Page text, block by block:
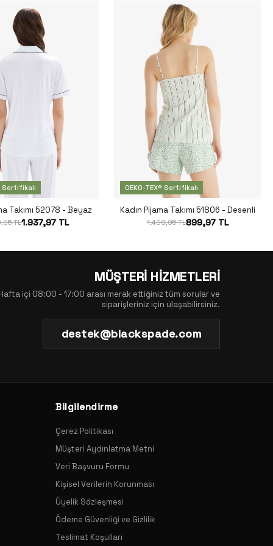
Sertifikalı
Takımı 52078 - Beyaz
TL1.937,97 TL
OEKO-TEX® Sertifikalı
Kadın Pijama Takımı 51806 - Desenli
1.499,95 TL899,97 TL
MÜŞTERİ HİZMETLERİ
içi 08:00 - 17:00 arası merak ettiğiniz tüm sorular ve
siparişleriniz için ulaşabilirsiniz.
destek@blackspade.com
Bilgilendirme
Çerez Politikası
Müşteri Aydınlatma Metni
Veri Başvuru Formu
Kişisel Verilerin Korunması
Üyelik Sözleşmesi
Ödeme Güvenliği ve Gizlilik
Teslimat Koşulları